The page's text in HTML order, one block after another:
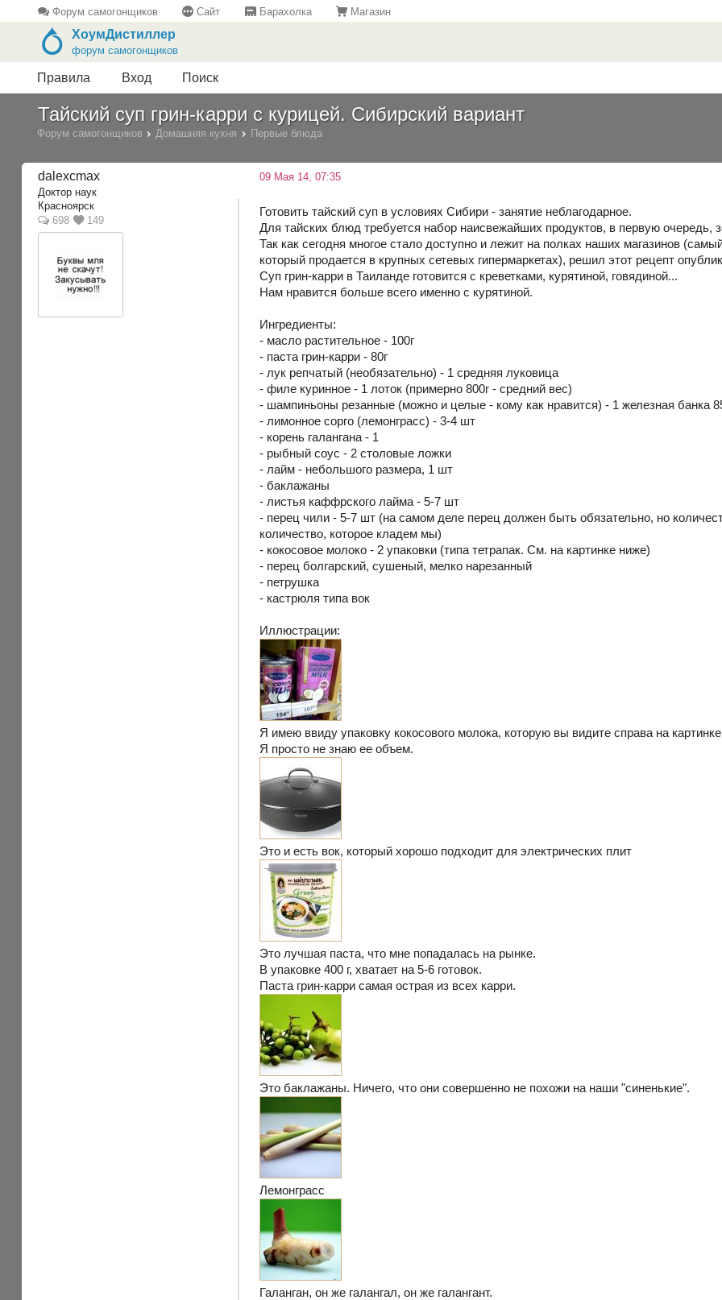
Форум самогонщиков Сайт Барахолка Магазин
ХоумДистиллер
форум самогонщиков
Правила Вход Поиск
Тайский суп грин-карри с курицей. Сибирский вариант
Форум самогонщиков Домашняя кухня Первые блюда
dalexcmax
Доктор наук
Красноярск
698
149
09 Мая 14, 07:35
Готовить тайский суп в условиях Сибири - занятие неблагодарное.
Для тайских блюд требуется набор наисвежайших продуктов, в первую очередь,
Так как сегодня многое стало доступно и лежит на полках наших магазинов
который продается в крупных сетевых гипермаркетах), решил этот рецепт
Суп грин-карри в Таиланде готовится с креветками, курятиной, говядиной...
Нам нравится больше всего именно с курятиной.
Ингредиенты:
- масло растительное - 100г
- паста грин-карри - 80г
- лук репчатый (необязательно) - 1 средняя луковица
- филе куринное - 1 лоток (примерно 800г - средний вес)
- шампиньоны резанные (можно и целые - кому как нравится) - 1 железная банка
- лимонное сорго (лемонграсс) - 3-4 шт
- корень галангана - 1
- рыбный соус - 2 столовые ложки
- лайм - небольшого размера, 1 шт
- баклажаны
- листья каффрского лайма - 5-7 шт
- перец чили - 5-7 шт (на самом деле перец должен быть обязательно, но
количество, которое кладем мы)
- кокосовое молоко - 2 упаковки (типа тетрапак. См. на картинке ниже)
- перец болгарский, сушеный, мелко нарезанный
- петрушка
- кастрюля типа вок
Иллюстрации:
Я имею ввиду упаковку кокосового молока, которую вы видите справа на
Я просто не знаю ее объем.
Это и есть вок, который хорошо подходит для электрических плит
Это лучшая паста, что мне попадалась на рынке.
В упаковке 400 г, хватает на 5-6 готовок.
Паста грин-карри самая острая из всех карри.
Это баклажаны. Ничего, что они совершенно не похожи на наши "синенькие".
Лемонграсс
Галанган, он же галангал, он же галангант.